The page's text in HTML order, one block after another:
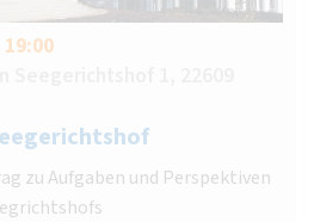
zu Aufgaben und Perspektiven